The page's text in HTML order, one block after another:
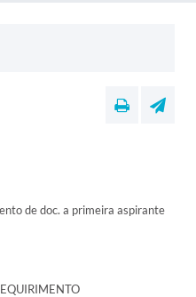
de doc. a primeira aspirante